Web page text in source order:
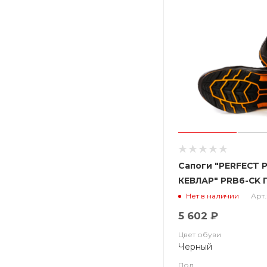
Сапоги "PERFECT
КЕВЛАР" PRB6-CK
цельноюфтевые
Нет в наличии
5 602 ₽
Цвет обуви
Черный
Пол